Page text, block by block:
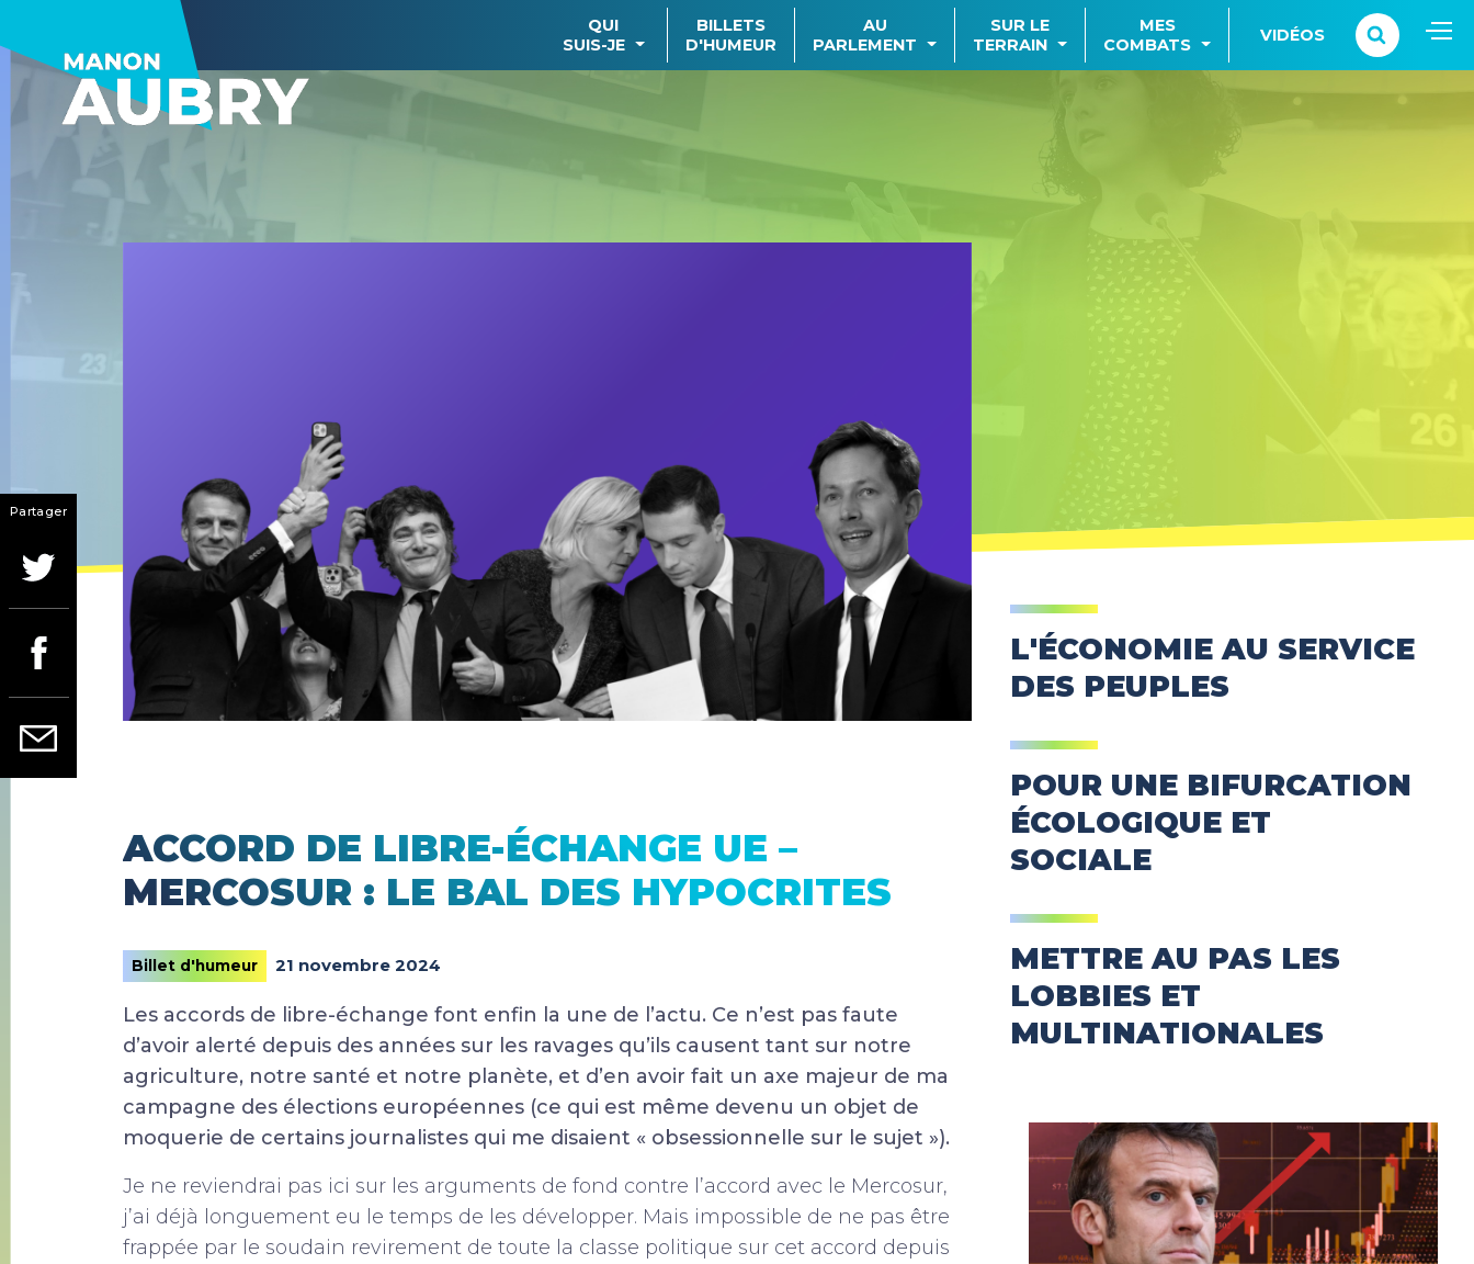
QUI
SUIS-JE
BILLETS
D'HUMEUR
AU
PARLEMENT
SUR LE
TERRAIN
MES
COMBATS
VIDÉOS
Partager
ACCORD DE LIBRE-ÉCHANGE UE –
MERCOSUR : LE BAL DES HYPOCRITES
Billet d'humeur 21 novembre 2024
Les accords de libre-échange font enfin la une de l’actu. Ce n’est pas faute
d’avoir alerté depuis des années sur les ravages qu’ils causent tant sur notre
agriculture, notre santé et notre planète, et d’en avoir fait un axe majeur de ma
campagne des élections européennes (ce qui est même devenu un objet de
moquerie de certains journalistes qui me disaient « obsessionnelle sur le sujet »).
Je ne reviendrai pas ici sur les arguments de fond contre l’accord avec le Mercosur,
j’ai déjà longuement eu le temps de les développer. Mais impossible de ne pas être
frappée par le soudain revirement de toute la classe politique sur cet accord depuis
L'ÉCONOMIE AU SERVICE
DES PEUPLES
POUR UNE BIFURCATION
ÉCOLOGIQUE ET
SOCIALE
METTRE AU PAS LES
LOBBIES ET
MULTINATIONALES